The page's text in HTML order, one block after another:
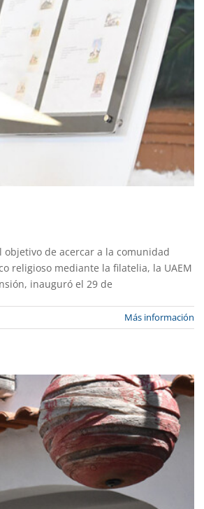
de acercar a la comunidad
religioso mediante la filatelia, la UAEM
inauguró el 29 de
Más información
en el Muaic